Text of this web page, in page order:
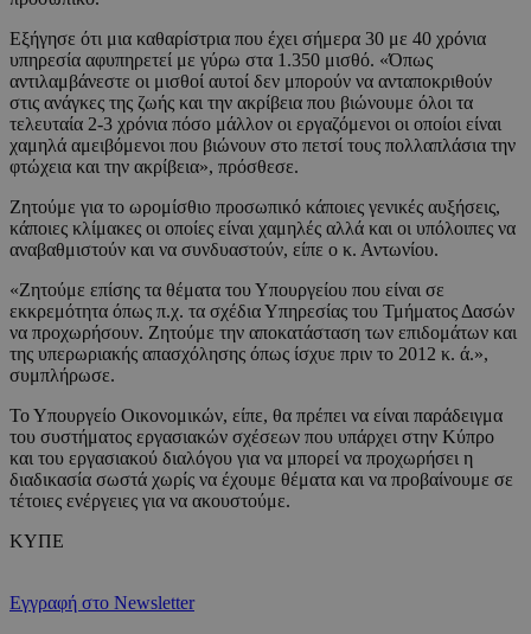
Εξήγησε ότι μια καθαρίστρια που έχει σήμερα 30 με 40 χρόνια
υπηρεσία αφυπηρετεί με γύρω στα 1.350 μισθό. «Όπως
αντιλαμβάνεστε οι μισθοί αυτοί δεν μπορούν να ανταποκριθούν
στις ανάγκες της ζωής και την ακρίβεια που βιώνουμε όλοι τα
τελευταία 2-3 χρόνια πόσο μάλλον οι εργαζόμενοι οι οποίοι είναι
χαμηλά αμειβόμενοι που βιώνουν στο πετσί τους πολλαπλάσια την
φτώχεια και την ακρίβεια», πρόσθεσε.
Ζητούμε για το ωρομίσθιο προσωπικό κάποιες γενικές αυξήσεις,
κάποιες κλίμακες οι οποίες είναι χαμηλές αλλά και οι υπόλοιπες να
αναβαθμιστούν και να συνδυαστούν, είπε ο κ. Αντωνίου.
«Ζητούμε επίσης τα θέματα του Υπουργείου που είναι σε
εκκρεμότητα όπως π.χ. τα σχέδια Υπηρεσίας του Τμήματος Δασών
να προχωρήσουν. Ζητούμε την αποκατάσταση των επιδομάτων και
της υπερωριακής απασχόλησης όπως ίσχυε πριν το 2012 κ. ά.»,
συμπλήρωσε.
Το Υπουργείο Οικονομικών, είπε, θα πρέπει να είναι παράδειγμα
του συστήματος εργασιακών σχέσεων που υπάρχει στην Κύπρο
και του εργασιακού διαλόγου για να μπορεί να προχωρήσει η
διαδικασία σωστά χωρίς να έχουμε θέματα και να προβαίνουμε σε
τέτοιες ενέργειες για να ακουστούμε.
ΚΥΠΕ
Εγγραφή στο Newsletter